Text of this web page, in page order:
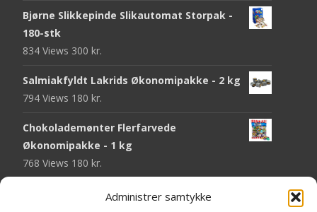
Administrer samtykke
Bjørne Slikkepinde Slikautomat Storpak -
180-stk
834 Views 300 kr.
Salmiakfyldt Lakrids Økonomipakke - 2 kg
794 Views 180 kr.
Chokolademønter Flerfarvede
Økonomipakke - 1 kg
768 Views 180 kr.
Malaco Stjerner Lakrids - 92 gram